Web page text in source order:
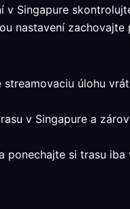
v Singapure
nastavení
úlohu
v Singapure a
si trasu